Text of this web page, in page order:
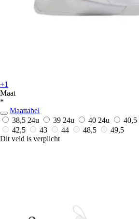
+1
Maat
*
Maattabel
38,5 24u 39 24u 40 24u 40,5
42,5
43 44 48,5
49,5
Dit veld is verplicht